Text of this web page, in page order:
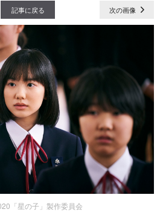
記事に戻る 次の画像
「星の子」製作委員会